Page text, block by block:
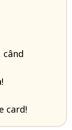
când
card!